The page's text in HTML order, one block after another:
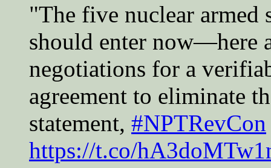
"The five nuclear armed
should enter now—here
negotiations for a
agreement to eliminate
statement, #NPTRevCon
https://t.co/